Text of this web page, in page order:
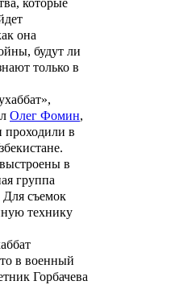
которые
она
будут ли
только в
»,
Олег Фомин,
проходили в
в
группа
съемок
технику
в военный
Горбачева